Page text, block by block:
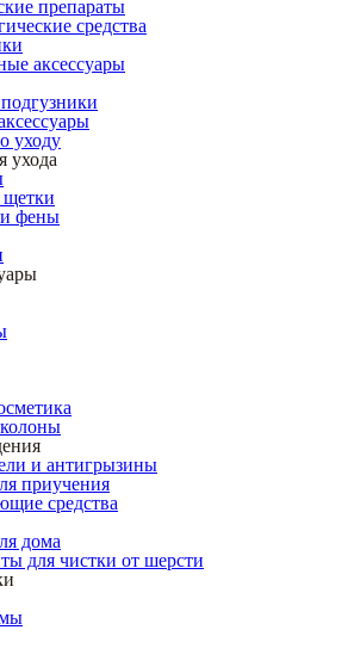
препараты
средства
аксессуары
уходу
ухода
щетки
фены
и антигрызины
приучения
средства
дома
для чистки от шерсти